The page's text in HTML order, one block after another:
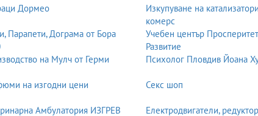
зала, вила, градина, плаж, планина.
е да имате ориентировъчна сума.
елегантност, минимализъм, драматичност, приказност.
много по-лесно да изберете подходящ силует, материя и
Дормео
Изкупуване на
комерс
Парапети, Дограма от Бора
Учебен център
Развитие
на Мулч от Герми Психолог Пловдив Йоана
на изгодни цени Секс шоп
Амбулатория ИЗГРЕВ
Електродвигатели,